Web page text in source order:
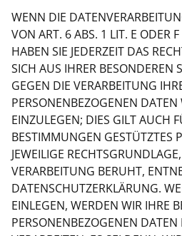
WENN DIE
VON ART. 6 ABS. 1 LIT. E ODER
HABEN SIE JEDERZEIT DAS
SICH AUS IHRER BESONDEREN
GEGEN DIE VERARBEITUNG
PERSONENBEZOGENEN DATEN
EINZULEGEN; DIES GILT AUCH
BESTIMMUNGEN GESTÜTZTES
JEWEILIGE
VERARBEITUNG BERUHT,
DATENSCHUTZERKLÄRUNG.
EINLEGEN, WERDEN WIR IHRE
PERSONENBEZOGENEN